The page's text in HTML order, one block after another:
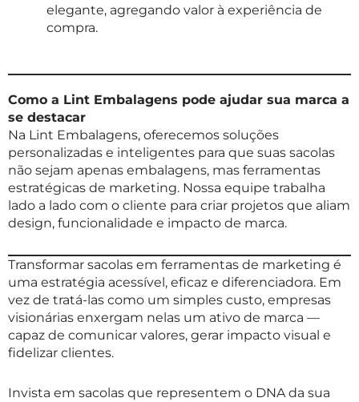
elegante, agregando valor à experiência de
compra.
Como a Lint Embalagens pode ajudar sua marca a
se destacar
Na Lint Embalagens, oferecemos soluções
personalizadas e inteligentes para que suas sacolas
não sejam apenas embalagens, mas ferramentas
estratégicas de marketing. Nossa equipe trabalha
lado a lado com o cliente para criar projetos que aliam
design, funcionalidade e impacto de marca.
Transformar sacolas em ferramentas de marketing é
uma estratégia acessível, eficaz e diferenciadora. Em
vez de tratá-las como um simples custo, empresas
visionárias enxergam nelas um ativo de marca —
capaz de comunicar valores, gerar impacto visual e
fidelizar clientes.
Invista em sacolas que representem o DNA da sua